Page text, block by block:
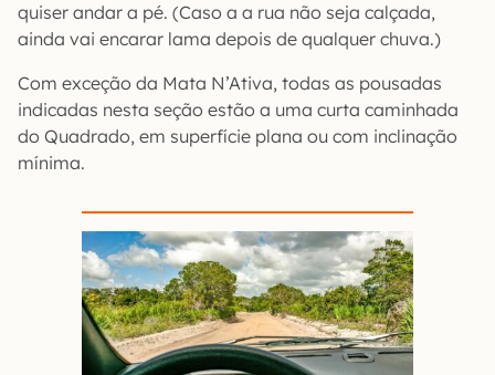
quiser andar a pé. (Caso a a rua não seja calçada,
ainda vai encarar lama depois de qualquer chuva.)
Com exceção da Mata N’Ativa, todas as pousadas
indicadas nesta seção estão a uma curta caminhada
do Quadrado, em superfície plana ou com inclinação
mínima.